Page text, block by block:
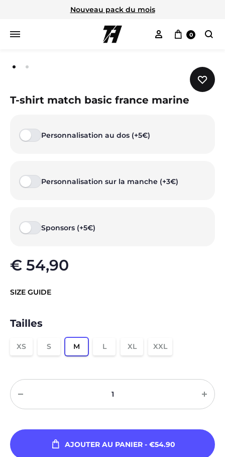
Nouveau pack du mois
Mon compte
Panier
0
T-shirt match basic france marine
Personnalisation au dos (+5€)
Personnalisation sur la manche (+3€)
Sponsors (+5€)
€ 54,90
SIZE GUIDE
Tailles
XS S M L XL XXL
Quantité
AJOUTER AU PANIER - €54.90